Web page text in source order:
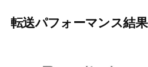
転送パフォーマンス結